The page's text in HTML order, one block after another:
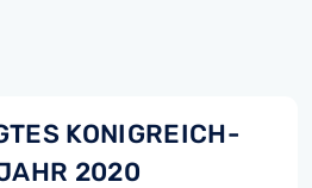
KONIGREICH-
2020